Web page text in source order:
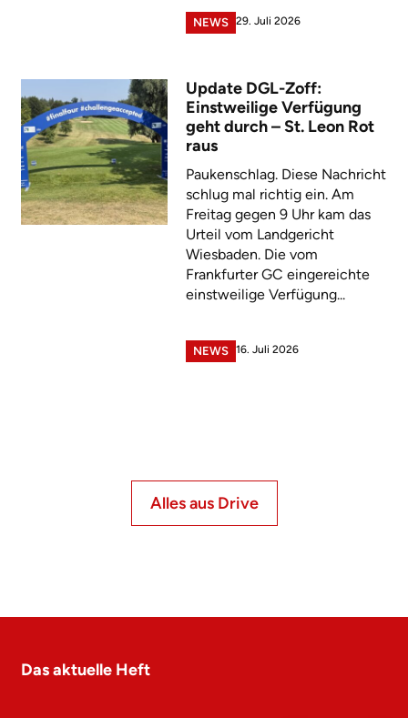
NEWS 29. Juli 2026
Update DGL-Zoff:
Einstweilige Verfügung
geht durch – St. Leon Rot
raus
Paukenschlag. Diese Nachricht
schlug mal richtig ein. Am
Freitag gegen 9 Uhr kam das
Urteil vom Landgericht
Wiesbaden. Die vom
Frankfurter GC eingereichte
einstweilige Verfügung...
NEWS 16. Juli 2026
Alles aus Drive
Das aktuelle Heft